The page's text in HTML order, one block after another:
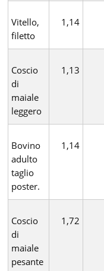
Vitello,
filetto
1,14
Coscio
di
maiale
leggero
1,13
Bovino
adulto
taglio
poster.
1,14
Coscio
di
maiale
pesante
1,72